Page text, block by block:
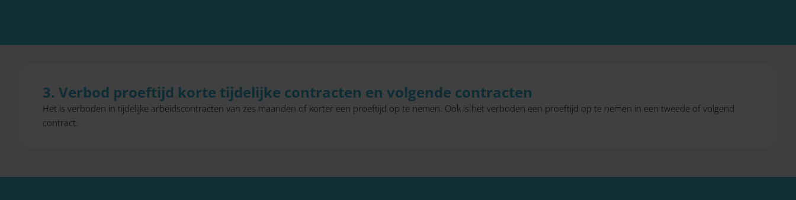
3. Verbod proeftijd korte tijdelijke contracten en volgende contracten
Het is verboden in tijdelijke arbeidscontracten van zes maanden of korter een proeftijd op te nemen. Ook is het verboden een proeftijd op te nemen in een tweede of volgend
contract.